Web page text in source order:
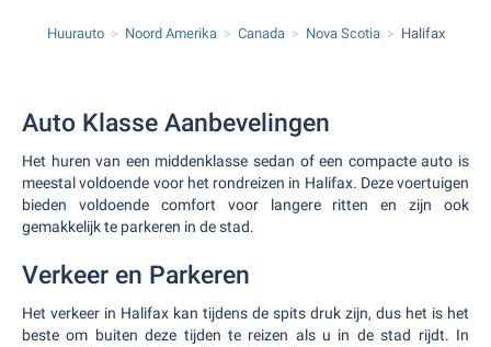
Huurauto Noord Amerika Canada Nova Scotia Halifax
Auto Klasse Aanbevelingen
Het huren van een middenklasse sedan of een compacte auto is
meestal voldoende voor het rondreizen in Halifax. Deze voertuigen
bieden voldoende comfort voor langere ritten en zijn ook
gemakkelijk te parkeren in de stad.
Verkeer en Parkeren
Het verkeer in Halifax kan tijdens de spits druk zijn, dus het is het
beste om buiten deze tijden te reizen als u in de stad rijdt. In